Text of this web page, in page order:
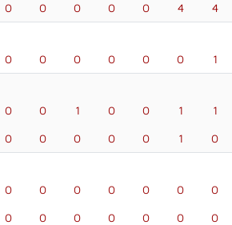
0 0 0 0 0 4 4
0 0 0 0 0 0 1
0 0 1 0 0 1 1
0 0 0 0 0 1 0
0 0 0 0 0 0 0
0 0 0 0 0 0 0